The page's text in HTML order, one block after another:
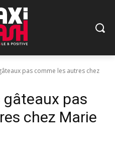
pas comme les autres chez
gâteaux pas
chez Marie